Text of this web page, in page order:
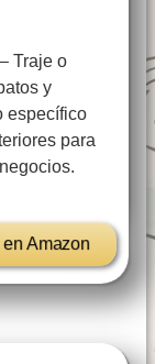
Traje o
y
específico
para
en Amazon